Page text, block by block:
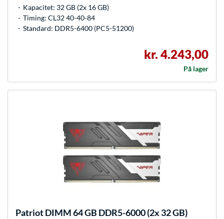
Kapacitet: 32 GB (2x 16 GB)
Timing: CL32 40-40-84
Standard: DDR5-6400 (PC5-51200)
kr. 4.243,00
På lager
PatriotDIMM 64 GB DDR5-6000 (2x 32 GB)